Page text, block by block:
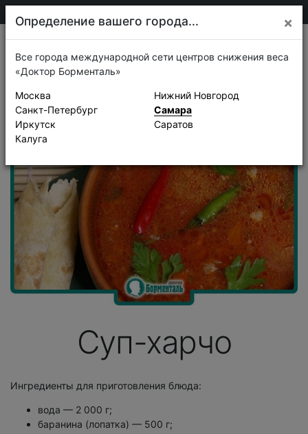
Рецепты
Суп-харчо
Ингредиенты для приготовления блюда:
вода — 2 000 г;
баранина (лопатка) — 500 г;
Определение вашего города... ×
Все города международной сети центров снижения веса
«Доктор Борменталь»
Москва
Санкт-Петербург
Иркутск
Калуга
Нижний Новгород
Самара
Саратов